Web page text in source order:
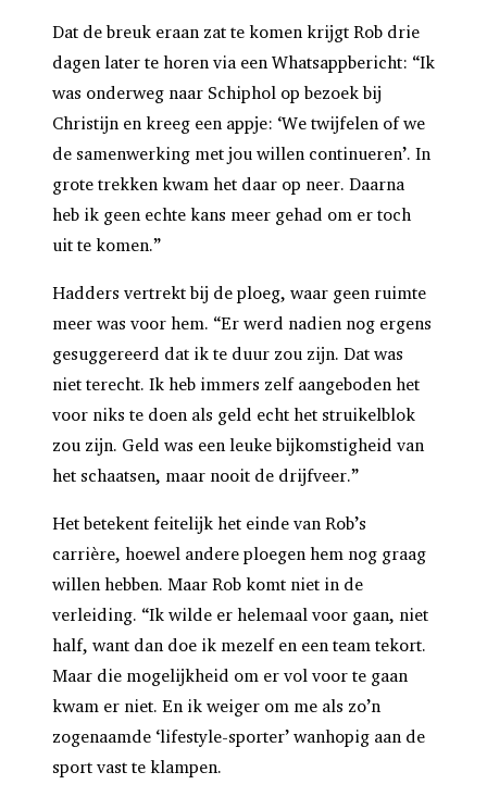
Dat de breuk eraan zat te komen krijgt Rob drie
dagen later te horen via een Whatsappbericht: “Ik
was onderweg naar Schiphol op bezoek bij
Christijn en kreeg een appje: ‘We twijfelen of we
de samenwerking met jou willen continueren’. In
grote trekken kwam het daar op neer. Daarna
heb ik geen echte kans meer gehad om er toch
uit te komen.”
Hadders vertrekt bij de ploeg, waar geen ruimte
meer was voor hem. “Er werd nadien nog ergens
gesuggereerd dat ik te duur zou zijn. Dat was
niet terecht. Ik heb immers zelf aangeboden het
voor niks te doen als geld echt het struikelblok
zou zijn. Geld was een leuke bijkomstigheid van
het schaatsen, maar nooit de drijfveer.”
Het betekent feitelijk het einde van Rob’s
carrière, hoewel andere ploegen hem nog graag
willen hebben. Maar Rob komt niet in de
verleiding. “Ik wilde er helemaal voor gaan, niet
half, want dan doe ik mezelf en een team tekort.
Maar die mogelijkheid om er vol voor te gaan
kwam er niet. En ik weiger om me als zo’n
zogenaamde ‘lifestyle-sporter’ wanhopig aan de
sport vast te klampen.